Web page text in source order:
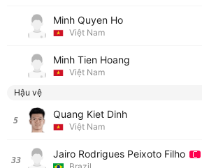
Minh Quyen Ho
Việt Nam
Minh Tien Hoang
Việt Nam
Hậu vệ
5 Quang Kiet Dinh
Việt Nam
33 Jairo Rodrigues Peixoto Filho